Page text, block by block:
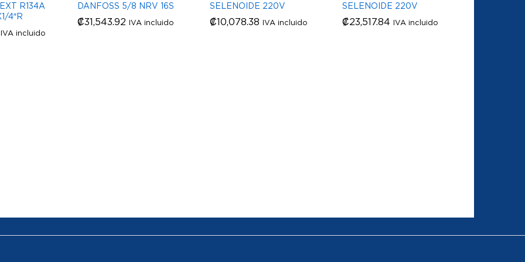
R134A
4″R
IVA incluido
DANFOSS 5/8 NRV 16S
₡31,543.92 IVA incluido
₡31,543.92
SELENOIDE 220V
₡10,078.38 IVA incluido
₡10,078.38
SELENOIDE 220V
₡23,517.84 IVA incluido
₡23,517.84